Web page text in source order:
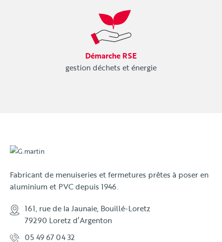
Démarche RSE
gestion déchets et énergie
Fabricant de menuiseries et fermetures prêtes à poser en
aluminium et PVC depuis 1946.
161, rue de la Jaunaie, Bouillé-Loretz
79290 Loretz d’Argenton
05 49 67 04 32